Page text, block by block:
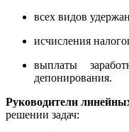
всех видов
исчисления
выплаты
депонирования.
Руководители
решении задач: